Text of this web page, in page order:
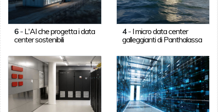
6- L'AI che progetta i data
center sostenibili
4- I micro data center
galleggianti di Panthalassa